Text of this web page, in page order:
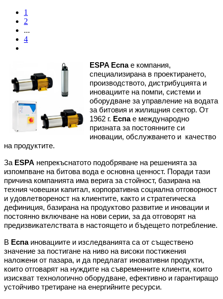
1
2
...
4
ESPA Еспае компания,
специализирана в проектирането,
производството, дистрибуцията и
иновациите на помпи, системи и
оборудване за управление на водата
за битовия и жилищния сектор. От
1962 г. Еспае международно
призната за постоянните си
иновации, обслужването и качество
на продуктите.
За ESPA непрекъснатото подобряване на решенията за
изпомпване на битова вода е основна ценност. Поради тази
причина компанията има верига за стойност, базирана на
техния човешки капитал, корпоративна социална отговорност
и удовлетвореност на клиентите, както и стратегическа
дефиниция, базирана на продуктово развитие и иновации и
постоянно включване на нови серии, за да отговорят на
предизвикателствата в настоящето и бъдещето потребление.
В Еспа иновациите и изследванията са от съществено
значение за постигане на ниво на високи постижения
наложени от пазара, и да предлагат иновативни продукти,
които отговарят на нуждите на съвременните клиенти, които
изискват технологично оборудване, ефективно и гарантиращо
устойчиво третиране на енергийните ресурси.